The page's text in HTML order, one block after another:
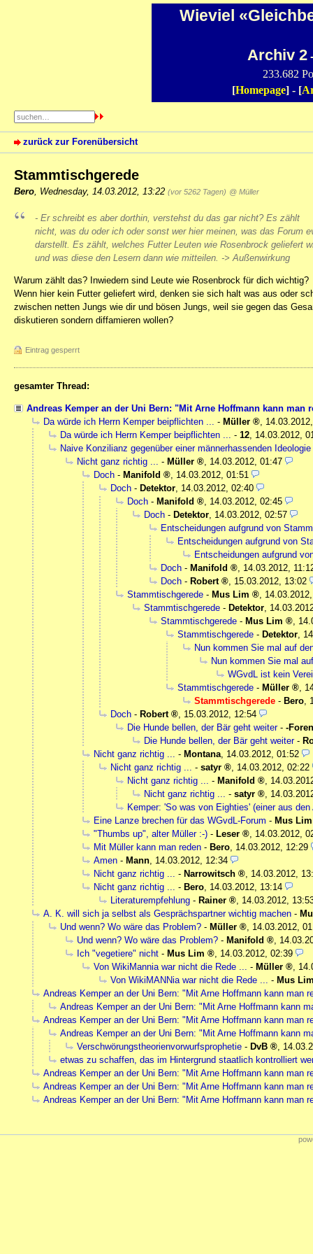
Wieviel
Archiv 2
233.682
[Homepage] - [
zurück zur Forenübersicht
Stammtischgerede
Bero Wednesday, 14.03.2012, 13:22 (vor 5262 Tagen) @ Müller
- Er schreibt es aber dorthin, verstehst du das gar nicht? Es zählt
nicht, was du oder ich oder sonst wer hier meinen, was das Forum
darstellt. Es zählt, welches Futter Leuten wie Rosenbrock geliefert
und was diese den Lesern dann wie mitteilen. -> Außenwirkung
Warum zählt das? Inwiedern sind Leute wie Rosenbrock für dich wichtig?
Wenn hier kein Futter geliefert wird, denken sie sich halt was aus oder
zwischen netten Jungs wie dir und bösen Jungs, weil sie gegen das
diskutieren sondern diffamieren wollen?
Eintrag gesperrt
gesamter Thread:
Andreas Kemper an der Uni Bern: "Mit Arne Hoffmann kann man
Da würde ich Herrn Kemper beipflichten ... - Müller ,
Da würde ich Herrn Kemper beipflichten ... - 12, 14.03.2012,
Naive Konzilianz gegenüber einer männerhassenden Ideologie
Nicht ganz richtig ... - Müller , 14.03.2012, 01:47
Doch - Manifold , 14.03.2012, 01:51
Doch - Detektor, 14.03.2012, 02:40
Doch - Manifold , 14.03.2012, 02:45
Doch - Detektor, 14.03.2012, 02:57
Entscheidungen aufgrund von
Entscheidungen aufgrund von
Entscheidungen aufgrund
Doch - Manifold , 14.03.2012,
Doch - Robert , 15.03.2012, 13:02
Stammtischgerede - Mus Lim ,
Stammtischgerede - Detektor,
Stammtischgerede - Mus Lim ,
Stammtischgerede - Detektor,
Nun kommen Sie mal auf
Nun kommen Sie mal
WGvdL ist kein
Stammtischgerede - Müller ,
Stammtischgerede - Bero,
Doch - Robert , 15.03.2012, 12:54
Die Hunde bellen, der Bär geht weiter- -
Die Hunde bellen, der Bär geht weiter-
Nicht ganz richtig ... - Montana, 14.03.2012, 01:52
Nicht ganz richtig ... - satyr , 14.03.2012, 02:22
Nicht ganz richtig ... - Manifold ,
Nicht ganz richtig ... - satyr ,
Kemper: 'So was von Eighties' (einer aus den
Eine Lanze brechen für das WGvdL-Forum - Mus Lim
"Thumbs up", alter Müller :-) - Leser , 14.03.2012,
Mit Müller kann man reden - Bero, 14.03.2012, 12:29
Amen - Mann, 14.03.2012, 12:34
Nicht ganz richtig ... - Narrowitsch , 14.03.2012,
Nicht ganz richtig ... - Bero, 14.03.2012, 13:14
Literaturempfehlung - Rainer , 14.03.2012,
A. K. will sich ja selbst als Gesprächspartner wichtig machen -
Und wenn? Wo wäre das Problem? - Müller , 14.03.2012,
Und wenn? Wo wäre das Problem? - Manifold ,
Ich "vegetiere" nicht - Mus Lim , 14.03.2012, 02:39
Von WikiMannia war nicht die Rede ... - Müller ,
Von WikiMANNia war nicht die Rede ... - Mus
Andreas Kemper an der Uni Bern: "Mit Arne Hoffmann kann man
Andreas Kemper an der Uni Bern: "Mit Arne Hoffmann kann
Andreas Kemper an der Uni Bern: "Mit Arne Hoffmann kann man
Andreas Kemper an der Uni Bern: "Mit Arne Hoffmann kann
Verschwörungstheorienvorwurfsprophetie - DvB ,
etwas zu schaffen, das im Hintergrund staatlich kontrolliert
Andreas Kemper an der Uni Bern: "Mit Arne Hoffmann kann man
Andreas Kemper an der Uni Bern: "Mit Arne Hoffmann kann man
Andreas Kemper an der Uni Bern: "Mit Arne Hoffmann kann man